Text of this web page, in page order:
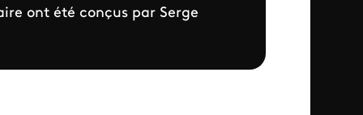
ont été conçus par Serge